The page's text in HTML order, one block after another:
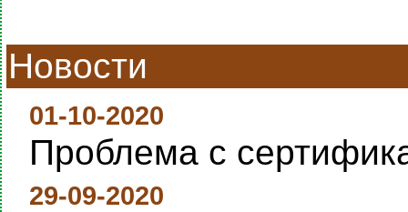
Новости
01-10-2020
Проблема с
29-09-2020